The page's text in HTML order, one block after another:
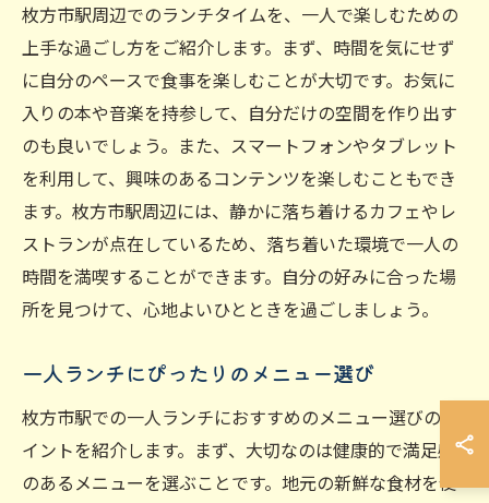
枚方市駅周辺でのランチタイムを、一人で楽しむための
上手な過ごし方をご紹介します。まず、時間を気にせず
に自分のペースで食事を楽しむことが大切です。お気に
入りの本や音楽を持参して、自分だけの空間を作り出す
のも良いでしょう。また、スマートフォンやタブレット
を利用して、興味のあるコンテンツを楽しむこともでき
ます。枚方市駅周辺には、静かに落ち着けるカフェやレ
ストランが点在しているため、落ち着いた環境で一人の
時間を満喫することができます。自分の好みに合った場
所を見つけて、心地よいひとときを過ごしましょう。
一人ランチにぴったりのメニュー選び
枚方市駅での一人ランチにおすすめのメニュー選びのポ
イントを紹介します。まず、大切なのは健康的で満足感
のあるメニューを選ぶことです。地元の新鮮な食材を使